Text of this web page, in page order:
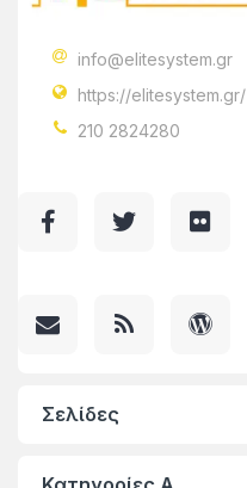
info@elitesystem.gr
https://elitesystem.gr/
210 2824280
Σελίδες